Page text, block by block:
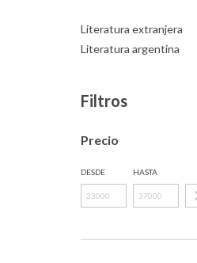
Literatura extranjera
Literatura argentina
Filtros
Precio
DESDE HASTA